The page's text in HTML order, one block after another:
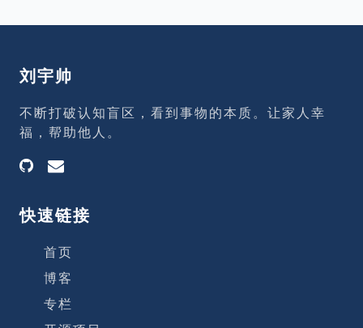
态度。 嗅嗅：及早嗅出变化的端倪 匆匆：
认、抵制变化 唧唧：发现变化可以带来更好
的生活后及时做出调整 哼哼的态度是最不可
取的，他不敢面对变化，拒绝看见事实，拒
绝对变化作出应对。 什么是奶酪 奶酪是一
个比喻，指我们在生活中想要得到的任何东
西，可能是一份工作、金钱、荣誉、豪宅、
刘宇帅
不断打破认知盲区，看到事物的本质。让家人幸
福，帮助他人。
快速链接
首页
博客
专栏